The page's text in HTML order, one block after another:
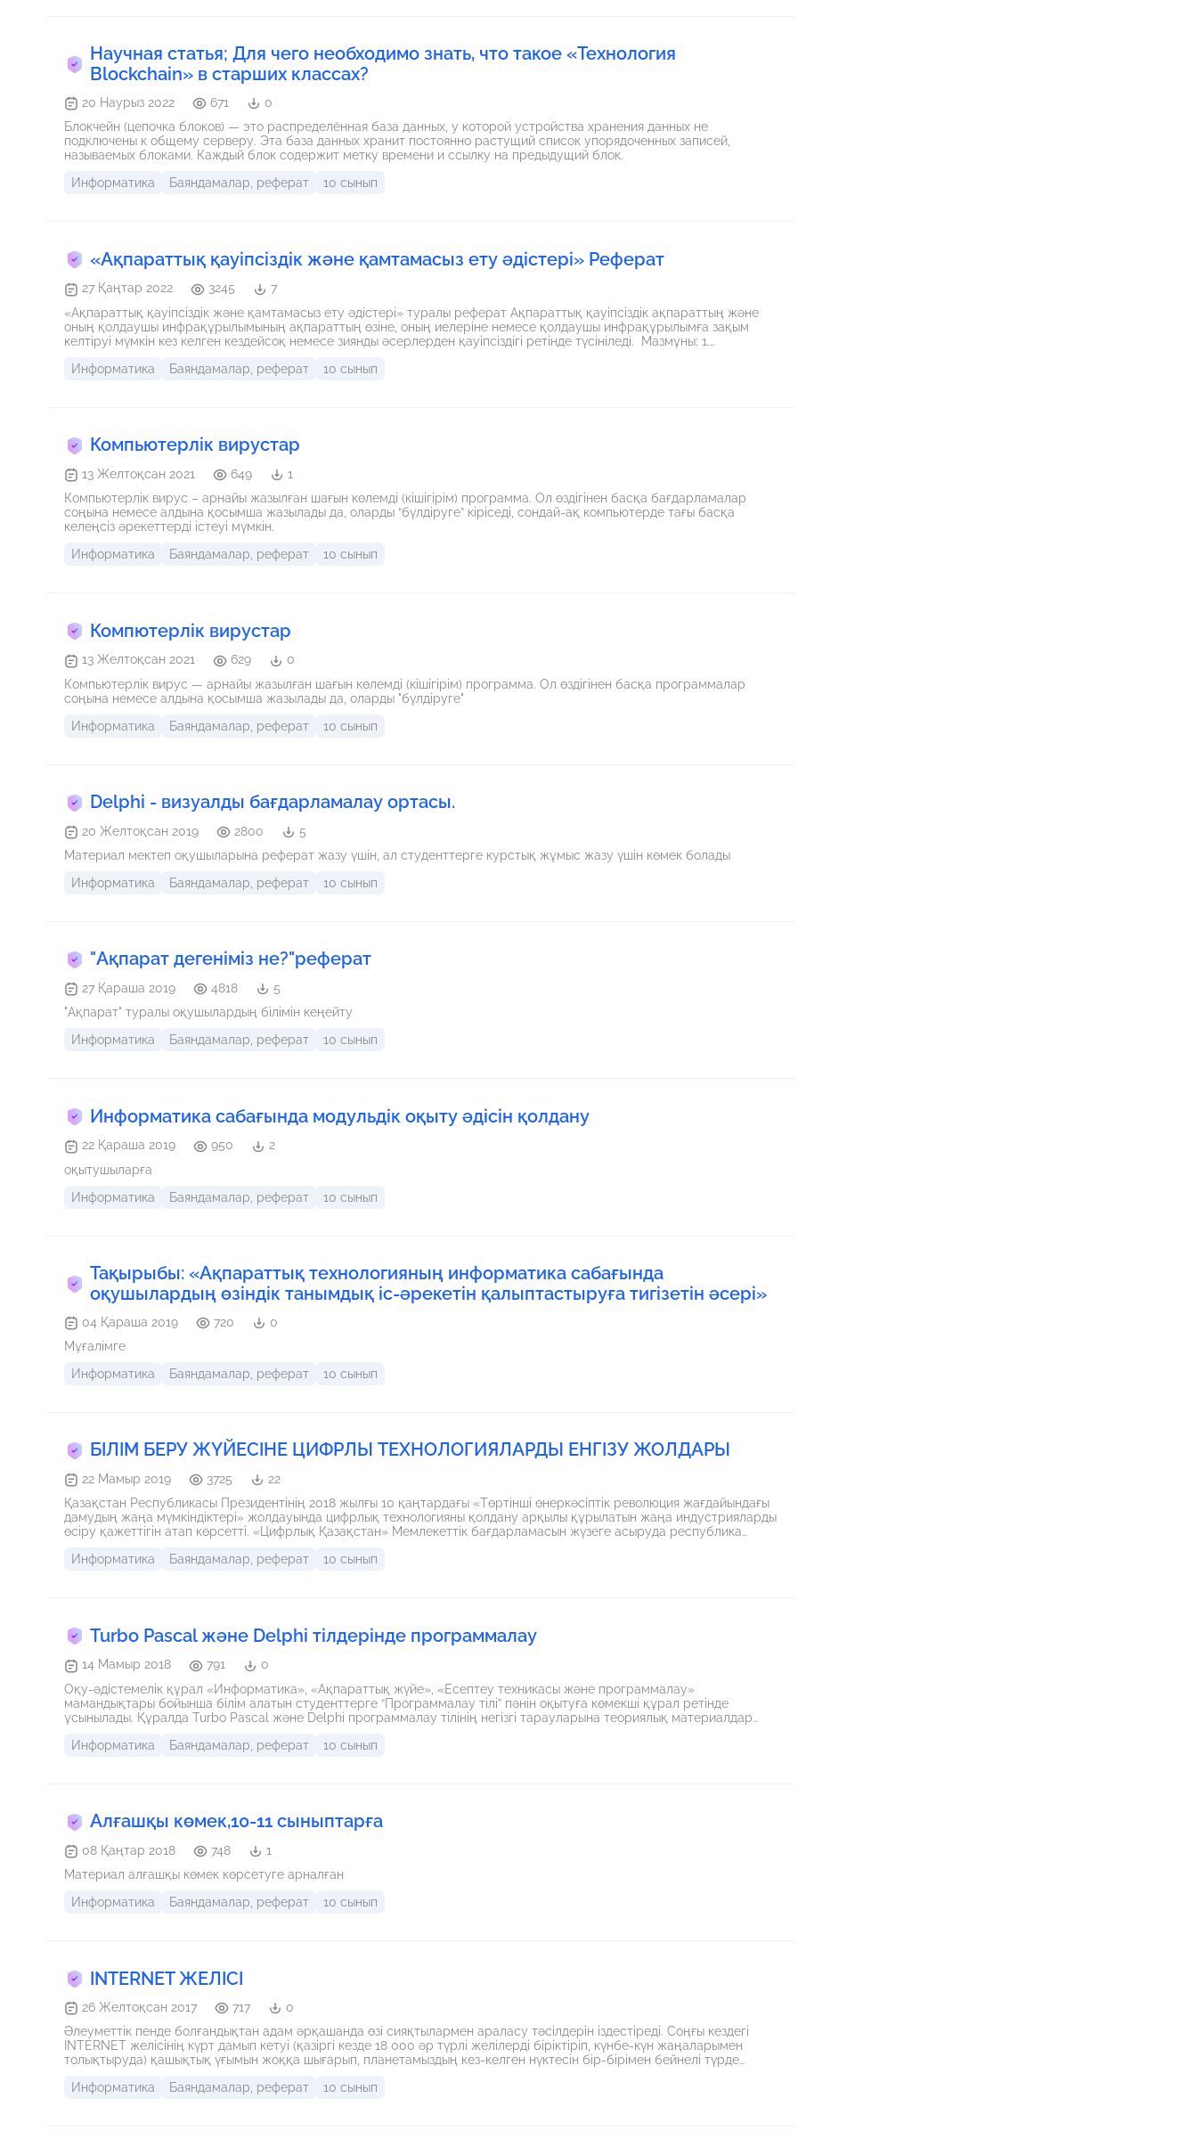
Научная статья; Для чего необходимо знать, что такое «Технология
Blockchain» в старших классах?
20 Наурыз 2022 671
0
Блокчейн (цепочка блоков) — это распределённая база данных, у которой устройства хранения данных не
подключены к общему серверу. Эта база данных хранит постоянно растущий список упорядоченных записей,
называемых блоками. Каждый блок содержит метку времени и ссылку на предыдущий блок.
Информатика
Баяндамалар, реферат 10 сынып
«Ақпараттық қауіпсіздік және қамтамасыз ету әдістері» Реферат
27 Қаңтар 2022 3245
7
«Ақпараттық қауіпсіздік және қамтамасыз ету әдістері» туралы реферат Ақпараттық қауіпсіздік ақпараттың және
оның қолдаушы инфрақұрылымының ақпараттың өзіне, оның иелеріне немесе қолдаушы инфрақұрылымға зақым
келтіруі мүмкін кез келген кездейсоқ немесе зиянды әсерлерден қауіпсіздігі ретінде түсініледі. Мазмұны: 1.
ету әдістері 4. Қорытынды
Информатика Баяндамалар, реферат 10 сынып
Компьютерлік вирустар
13 Желтоқсан 2021 649
1
Компьютерлік вирус – арнайы жазылған шағын көлемді (кішігірім) программа. Ол өздігінен басқа бағдарламалар
соңына немесе алдына қосымша жазылады да, оларды “бүлдіруге” кіріседі, сондай-ақ компьютерде тағы басқа
келеңсіз әрекеттерді істеуі мүмкін.
Информатика
Баяндамалар, реферат 10 сынып
Компютерлік вирустар
13 Желтоқсан 2021 629
0
Компьютерлік вирус — арнайы жазылған шағын көлемді (кішігірім) программа. Ол өздігінен басқа программалар
соңына немесе алдына қосымша жазылады да, оларды "бүлдіруге"
Информатика
Баяндамалар, реферат 10 сынып
Delphi - визуалды бағдарламалау ортасы.
20 Желтоқсан 2019 2800
5
Материал мектеп оқушыларына реферат жазу үшін, ал студенттерге курстық жұмыс жазу үшін көмек болады
Информатика
Баяндамалар, реферат 10 сынып
"Ақпарат дегеніміз не?"реферат
27 Қараша 2019 4818
5
"Ақпарат" туралы оқушылардың білімін кеңейту
Информатика
Баяндамалар, реферат 10 сынып
Информатика сабағында модульдік оқыту әдісін қолдану
22 Қараша 2019 950
2
оқытушыларға
Информатика
Баяндамалар, реферат 10 сынып
Тақырыбы: «Ақпараттық технологияның информатика сабағында
оқушылардың өзіндік танымдық іс-әрекетін қалыптастыруға тигізетін әсері»
04 Қараша 2019 720
0
Мұғалімге
Информатика
Баяндамалар, реферат 10 сынып
БІЛІМ БЕРУ ЖҮЙЕСІНЕ ЦИФРЛЫ ТЕХНОЛОГИЯЛАРДЫ ЕНГІЗУ ЖОЛДАРЫ
22 Мамыр 2019 3725
22
Қазақстан Республикасы Президентінің 2018 жылғы 10 қаңтардағы «Төртінші өнеркәсіптік революция жағдайындағы
дамудың жаңа мүмкіндіктері» жолдауында цифрлық технологияны қолдану арқылы құрылатын жаңа индустрияларды
өсіру қажеттігін атап көрсетті. «Цифрлық Қазақстан» Мемлекеттік бағдарламасын жүзеге асыруда республика
берілді
Информатика Баяндамалар, реферат 10 сынып
Turbo Pascal және Delphi тілдерінде программалау
14 Мамыр 2018 791
0
Оқу-әдістемелік құрал «Информатика», «Ақпараттық жүйе», «Есептеу техникасы және программалау»
мамандықтары бойынша білім алатын студенттерге “Программалау тілі” пәнін оқытуға көмекші құрал ретінде
ұсынылады. Құралда Turbo Pascal және Delphi программалау тілінің негізгі тарауларына теориялық материалдар
орындауына арналған жаттығулар беріліп, бақылау сұрақтары және тестілік тапсырмалар келтірілген. Құралдың
Информатика Баяндамалар, реферат 10 сынып
Алғашқы көмек,10-11 сыныптарға
08 Қаңтар 2018 748
1
Материал алғашқы көмек көрсетуге арналған
Информатика
Баяндамалар, реферат 10 сынып
INTERNET ЖЕЛІСІ
26 Желтоқсан 2017 717
0
Әлеуметтік пенде болғандықтан адам әрқашанда өзі сияқтылармен араласу тәсілдерін іздестіреді. Соңғы кездегі
INTERNET желісінің күрт дамып кетуі (қазіргі кезде 18 000 әр түрлі желілерді біріктіріп, күнбе-күн жаңаларымен
толықтыруда) қашықтық үғымын жоққа шығарып, планетамыздың кез-келген нүктесін бір-бірімен бейнелі түрде
Бірақ адам жаңалыққа тез үйренеді ғой, қазір де INTERNET жалпыға бірдей информациялық қор тәрізді ертектегі
Информатика Баяндамалар, реферат 10 сынып